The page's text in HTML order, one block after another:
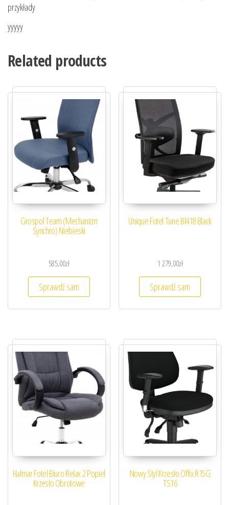
przykłady
yyyyy
Related products
Grospol Team (Mechanizm
Synchro) Niebieski
585,00zł
Sprawdź sam
Unique Fotel Tune Bl418 Black
1 279,00zł
Sprawdź sam
Halmar Fotel Biuro Relax 2 Popiel
Krzesło Obrotowe
Nowy Styl Krzesło Offix R15G
TS16